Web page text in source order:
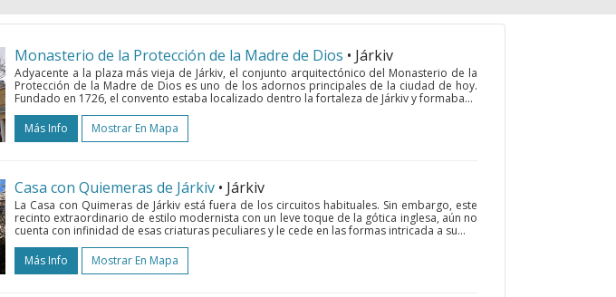
Monasterio de la Protección de la Madre de Dios • Járkiv
Adyacente a la plaza más vieja de Járkiv, el conjunto arquitectónico del Monasterio de la
Protección de la Madre de Dios es uno de los adornos principales de la ciudad de hoy.
Fundado en 1726, el convento estaba localizado dentro la fortaleza de Járkiv y formaba...
Más Info
Mostrar En Mapa
Casa con Quiemeras de Járkiv • Járkiv
La Casa con Quimeras de Járkiv está fuera de los circuitos habituales. Sin embargo, este
recinto extraordinario de estilo modernista con un leve toque de la gótica inglesa, aún no
cuenta con infinidad de esas criaturas peculiares y le cede en las formas intricada a su...
Más Info
Mostrar En Mapa